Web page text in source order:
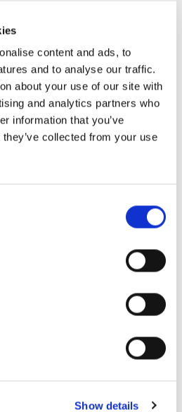
content and ads, to
and to analyse our traffic.
about your use of our site with
and analytics partners who
information that you’ve
collected from your use
Show details
että koko teollisuuden on
- ei vain
Myös
ravintolat voivat
ne, jotka tuovat
kriittistä kohtaa
vakavan varoituksen:
ovat romahtamaisillaan